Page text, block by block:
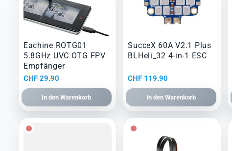
Eachine ROTG01
5.8GHz UVC OTG FPV
Empfänger
CHF29.90
In den Warenkorb
SucceX 60A V2.1 Plus
BLHeli_32 4-in-1 ESC
CHF 119.90
In den Warenkorb